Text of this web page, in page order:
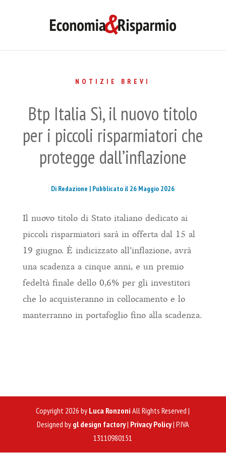
NOTIZIE BREVI
Btp Italia Sì, il nuovo titolo
per i piccoli risparmiatori che
protegge dall’inflazione
Di Redazione | Pubblicato il 26 Maggio 2026
Il nuovo titolo di Stato italiano dedicato ai
piccoli risparmiatori sarà in offerta dal 15 al
19 giugno. È indicizzato all’inflazione, avrà
una scadenza a cinque anni, e un premio
fedeltà finale dello 0,6% per gli investitori
che lo acquisteranno in collocamento e lo
manterranno in portafoglio fino alla scadenza.
Copyright 2026 by Luca Ronzoni All Rights Reserved |
Designed by gl design factory| Privacy Policy| P.IVA
13110980151